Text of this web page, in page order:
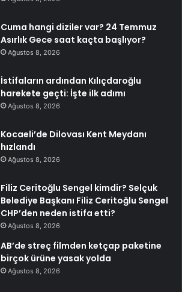
Cuma hangi diziler var? 24 Temmuz
Asırlık Gece saat kaçta başlıyor?
Ağustos 8, 2026
İstifaların ardından Kılıçdaroğlu
harekete geçti: İşte ilk adımı
Ağustos 8, 2026
Kocaeli’de Dilovası Kent Meydanı
hızlandı
Ağustos 8, 2026
Filiz Ceritoğlu Sengel kimdir? Selçuk
Belediye Başkanı Filiz Ceritoğlu Sengel
CHP’den neden istifa etti?
Ağustos 8, 2026
AB’de streç filmden ketçap paketine
birçok ürüne yasak yolda
Ağustos 8, 2026